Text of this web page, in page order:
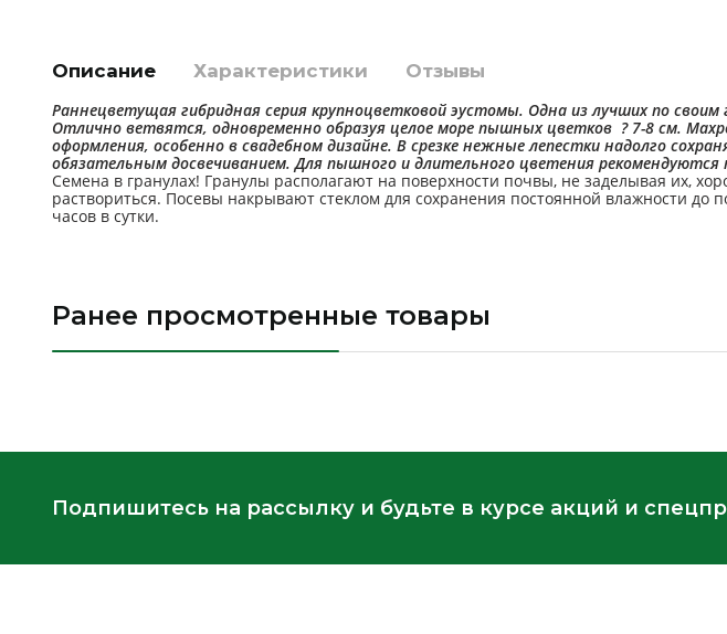
Описание Характеристики Отзывы
Раннецветущая гибридная серия крупноцветковой эустомы. Одна из лучших по
Отлично ветвятся, одновременно образуя целое море пышных цветков ? 7-8 см.
оформления, особенно в свадебном дизайне. В срезке нежные лепестки надолго
обязательным досвечиванием. Для пышного и длительного цветения рекомендуются
Семена в гранулах! Гранулы располагают на поверхности почвы, не заделывая их,
раствориться. Посевы накрывают стеклом для сохранения постоянной влажности
часов в сутки.
Ранее просмотренные товары
Подпишитесь на рассылку и будьте в курсе акций и